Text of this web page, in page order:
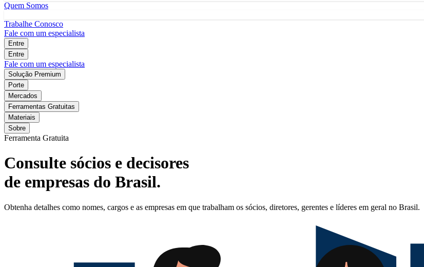
Quem Somos
Trabalhe Conosco
Fale com um especialista
Entre
Entre
Fale com um especialista
Solução Premium
Porte
Mercados
Ferramentas Gratuitas
Materiais
Sobre
Ferramenta Gratuita
Consulte sócios e decisores
de empresas do Brasil.
Obtenha detalhes como nomes, cargos e as empresas em que trabalham os sócios, diretores, gerentes e líderes em geral no Brasil.